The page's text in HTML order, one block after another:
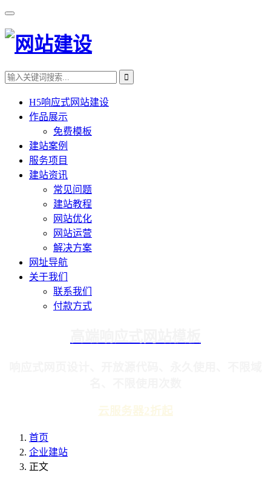
H5响应式网站建设
作品展示
免费模板
建站案例
服务项目
建站资讯
常见问题
建站教程
网站优化
网站运营
解决方案
网址导航
关于我们
联系我们
付款方式
云服务器2折起
首页
企业建站
正文